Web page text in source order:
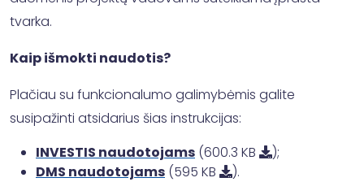
tvarka.
Kaip išmokti naudotis?
Plačiau su funkcionalumo galimybėmis galite
susipažinti atsidarius šias instrukcijas:
INVESTIS naudotojams (600.3 KB
);
DMS naudotojams (595 KB
).